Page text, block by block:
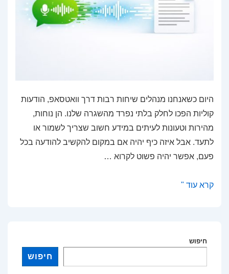
היום כשאנחנו מנהלים שיחות רבות דרך וואטסאפ, הודעות
קוליות הפכו לחלק בלתי נפרד מהשגרה שלנו. הן נוחות,
מהירות וטעונות לעיתים במידע חשוב שצריך לשמור או
לתעד. אבל איזה כיף יהיה אם במקום להקשיב להודעה בכל
פעם, אפשר יהיה פשוט לקרוא …
איך
בוואטסאפ?
קרא עוד "
חיפוש
חיפוש